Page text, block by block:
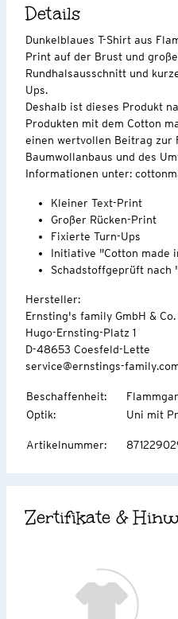
Details
Dunkelblaues T-Shirt aus
Print auf der Brust und
Rundhalsausschnitt und
Ups.
Deshalb ist dieses Produkt
Produkten mit dem Cotton
einen wertvollen Beitrag zur
Baumwollanbaus und des
Informationen unter:
Kleiner Text-Print
Großer Rücken-Print
Fixierte Turn-Ups
Initiative "Cotton made
Schadstoffgeprüft nach
Hersteller:
Ernsting's family GmbH & Co.
Hugo-Ernsting-Platz 1
D-48653 Coesfeld-Lette
service@ernstings-
Beschaffenheit:
Optik: Uni mit
Artikelnummer:
Zertifikate &